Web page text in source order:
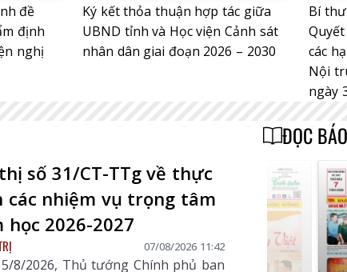
đề
định
nghị
Ký kết thỏa thuận hợp tác giữa
UBND tỉnh và Học viện Cảnh sát
nhân dân giai đoạn 2026 – 2030
Bí
các
Nội
ngày
số 31/CT-TTg về thực
các nhiệm vụ trọng tâm
học 2026-2027
07/08/2026 11:42
8/2026, Thủ tướng Chính phủ ban
ĐỌC